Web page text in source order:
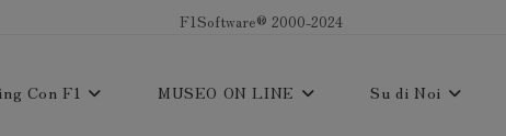
F1Software® 2000-2024
Con F1 MUSEO ON LINE Su di Noi